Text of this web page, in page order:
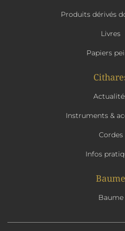
Produits dérivés
Livres
Papiers
Instruments &
Cordes
Infos
Baume
Baume